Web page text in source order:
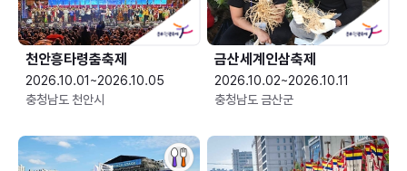
천안흥타령춤축제
2026.10.01~2026.10.05
충청남도 천안시
금산세계인삼축제
2026.10.02~2026.10.11
충청남도 금산군